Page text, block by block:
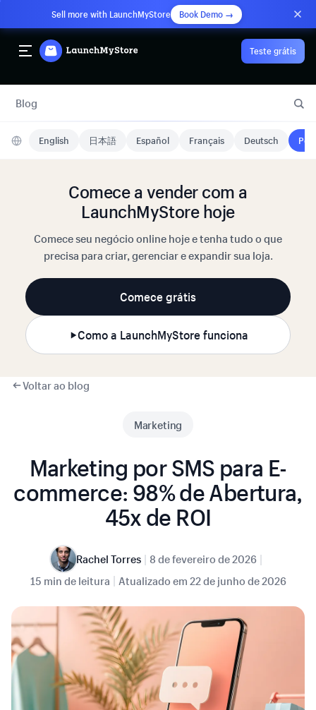
Sell more with LaunchMyStore Book Demo →
Teste grátis
Blog
English 日本語 Español Français Deutsch
Comece a vender com a
LaunchMyStore hoje
Comece seu negócio online hoje e tenha tudo o que
precisa para criar, gerenciar e expandir sua loja.
Comece grátis
Como a LaunchMyStore funciona
Voltar ao blog
Marketing
Marketing por SMS para E-
commerce: 98% de Abertura,
45x de ROI
Rachel Torres | 8 de fevereiro de 2026 |
15 min de leitura | Atualizado em 22 de junho de 2026